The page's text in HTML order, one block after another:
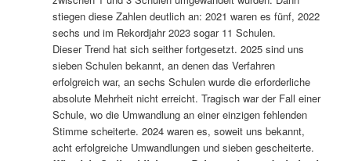
stiegen diese Zahlen deutlich an: 2021 waren es fünf, 2022
sechs und im Rekordjahr 2023 sogar 11 Schulen.
Dieser Trend hat sich seither fortgesetzt. 2025 sind uns
sieben Schulen bekannt, an denen das Verfahren
erfolgreich war, an sechs Schulen wurde die erforderliche
absolute Mehrheit nicht erreicht. Tragisch war der Fall einer
Schule, wo die Umwandlung an einer einzigen fehlenden
Stimme scheiterte. 2024 waren es, soweit uns bekannt,
acht erfolgreiche Umwandlungen und sieben gescheiterte.